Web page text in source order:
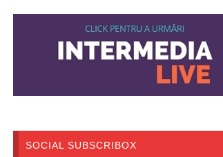
SOCIAL SUBSCRIBOX